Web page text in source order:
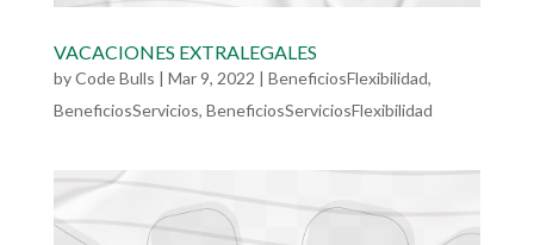
VACACIONES EXTRALEGALES
byCode Bulls | Mar 9, 2022 | BeneficiosFlexibilidad,
BeneficiosServicios, BeneficiosServiciosFlexibilidad